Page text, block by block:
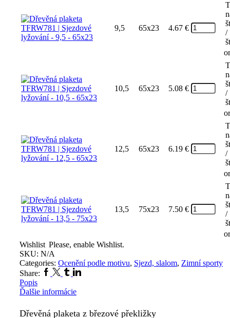
9,5 65x23 4.67 €
/
or
10,5 65x23 5.08 €
/
or
12,5 65x23 6.19 €
/
or
13,5 75x23 7.50 €
/
or
Wishlist Please, enable Wishlist.
SKU: N/A
Categories: Ocenění podle motivu, Sjezd, slalom, Zimní sporty
Share: Facebook
Twitter
TumblrLinkedin
Popis
Ďalšie informácie
Dřevěná plaketa z březové překližky